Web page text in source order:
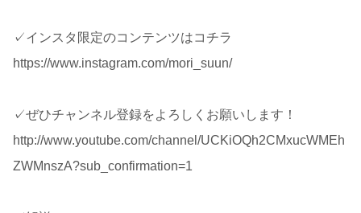
✓インスタ限定のコンテンツはコチラ
https://www.instagram.com/mori_suun/
✓ぜひチャンネル登録をよろしくお願いします！
http://www.youtube.com/channel/UCKiOQh2CMxucWMEh
ZWMnszA?sub_confirmation=1